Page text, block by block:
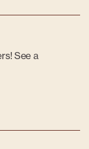
See a